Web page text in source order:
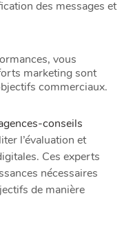
des messages et
vous
marketing sont
commerciaux.
conseils
l’évaluation et
Ces experts
nécessaires
de manière